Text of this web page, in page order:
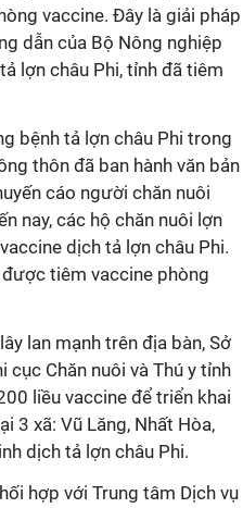
vaccine. Đây là giải pháp
dẫn của Bộ Nông nghiệp
lợn châu Phi, tỉnh đã tiêm
bệnh tả lợn châu Phi trong
thôn đã ban hành văn bản
cáo người chăn nuôi
nay, các hộ chăn nuôi lợn
dịch tả lợn châu Phi.
tiêm vaccine phòng
lan mạnh trên địa bàn, Sở
Chăn nuôi và Thú y tỉnh
liều vaccine để triển khai
3 xã: Vũ Lăng, Nhất Hòa,
dịch tả lợn châu Phi.
hợp với Trung tâm Dịch vụ